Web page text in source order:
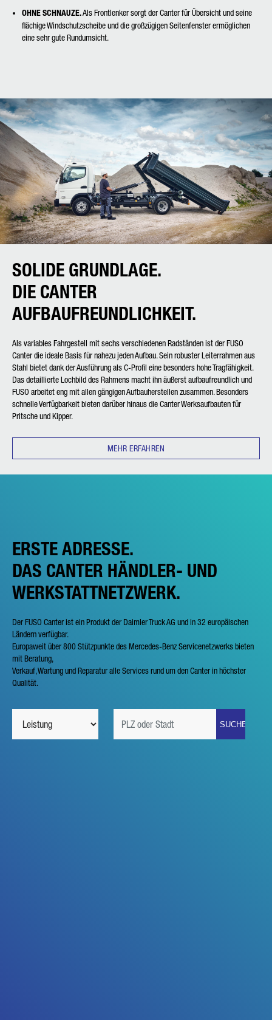
OHNE SCHNAUZE.Als Frontlenker sorgt der Canter für Übersicht und seine
flächige Windschutzscheibe und die großzügigen Seitenfenster ermöglichen
eine sehr gute Rundumsicht.
SOLIDE GRUNDLAGE.
DIE CANTER
AUFBAUFREUNDLICHKEIT.
Als variables Fahrgestell mit sechs verschiedenen Radständen ist der FUSO
Canter die ideale Basis für nahezu jeden Aufbau. Sein robuster Leiterrahmen aus
Stahl bietet dank der Ausführung als C-Profil eine besonders hohe Tragfähigkeit.
Das detaillierte Lochbild des Rahmens macht ihn äußerst aufbaufreundlich und
FUSO arbeitet eng mit allen gängigen Aufbauherstellen zusammen. Besonders
schnelle Verfügbarkeit bieten darüber hinaus die Canter Werksaufbauten für
Pritsche und Kipper.
MEHR ERFAHREN
ERSTE ADRESSE.
DAS CANTER HÄNDLER- UND
WERKSTATTNETZWERK.
Der FUSO Canter ist ein Produkt der Daimler Truck AG und in 32 europäischen
Ländern verfügbar.
Europaweit über 800 Stützpunkte des Mercedes-Benz Servicenetzwerks bieten
mit Beratung,
Verkauf, Wartung und Reparatur alle Services rund um den Canter in höchster
Qualität.